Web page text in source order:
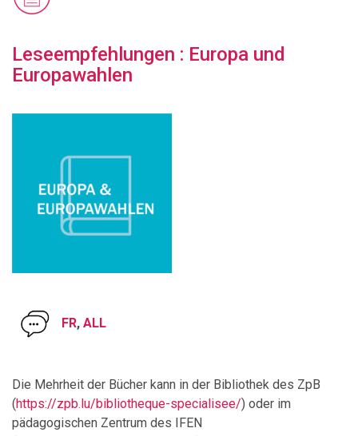
Leseempfehlungen : Europa und
Europawahlen
FR, ALL
Die Mehrheit der Bücher kann in der Bibliothek des ZpB
(https://zpb.lu/bibliotheque-specialisee/) oder im
pädagogischen Zentrum des IFEN